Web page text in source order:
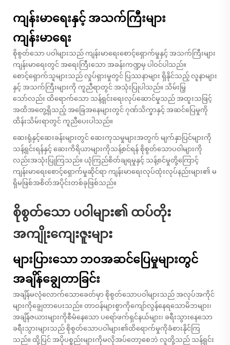
ကျန်းမာရေးနှင့် အသက်ကြီးများ
ကျန်းမာရေး
စိုစွတ်သော ပဝါများသည် ကျန်းမာရေးစောင့်ရှောက်မှုနှင့် အသက်ကြီးများ
ကျန်းမာရေးတွင် အရေးကြီးသော အခန်းကဏ္ဍမှ ပါဝင်ပါသည်။
စောင့်ရှောက်သူများသည် လှုပ်ရှားမှုတွင် ပြဿနာများ ရှိနိုင်သည့် လူနာများ
နှင့် အသက်ကြီးများကို ကူညီရာတွင် အသုံးပြုပါသည်။ သိမ်းမြ့
သော်လည်း ထိရောက်သော သန့်ရှင်းရေးလုပ်ဆောင်မှုသည် အထူးသဖြင့်
အထိအတွေ့ရှိသည့် အခြေအနေများတွင် ဂုဏ်သိက္ခာနှင့် အဆင်ပြေမှုကို
ထိန်းသိမ်းရာတွင် ကူညီပေးပါသည်။
ဆေးရုံနှင့်ဆေးခန်းများတွင် ဆေးကုသမှုများအတွက် မျက်နှာပြင်များကို
သန့်ရှင်းရန်နှင့် ဆေးကိရိယာများကိုသန့်စင်ရန် စိုစွတ်သောပဝါများကို
လည်းအသုံးပြုကြသည်။ ယုံကြည်စိတ်ချရမှုနှင့် သန့်စင်မှုတို့ကြောင့်
ကျန်းမာရေးစောင့်ရှောက်မှုဆိုင်ရာ ကျန်းမာရေးလုပ်ထုံးလုပ်နည်းများ၏ မ
ရှိမဖြစ်အစိတ်အပိုင်းတစ်ခုဖြစ်သည်။
စိုစွတ်သော ပဝါများ၏ ထပ်တိုး
အကျိုးကျေးဇူးများ
များပြားသော ဘဝအဆင်ပြေမှုများတွင်
အချိန်ချွေတာခြင်း
အချိန်မလုံလောက်သောခေတ်မှာ စိုစွတ်သောပဝါများသည် အလုပ်အကိုင်
များကိုချွေတာပေးသည်။ တာဝန်များစွာကိုကျော်လွန်နေရသောမိဘများ၊
အချိန်ဇယားများကိုစီမံနေသော ပရော်ဖက်ရှင်နယ်များ၊ ခရီးသွားနေသော
ခရီးသွားများသည် စိုစွတ်သောပဝါများ၏ထိရောက်မှုကိုခံစားနိုင်ကြ
သည်။ ထို့ပြင် အပိုပစ္စည်းများကိုမလိုအပ်တော့စေဘဲ လူတို့သည် သန့်ရှင်း